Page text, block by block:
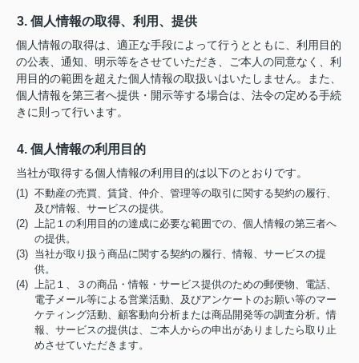
3. 個人情報の取得、利用、提供
個人情報の取得は、適正な手段によって行うとともに、利用目的
の公表、通知、明示等をさせていただき、ご本人の同意なく、利
用目的の範囲を超えた個人情報の取扱いはいたしません。また、
個人情報を第三者へ提供・開示等する場合は、法令の定める手続
きに則って行います。
4. 個人情報の利用目的
当社が取得する個人情報の利用目的は以下のとおりです。
(1) 不動産の売買、賃貸、仲介、管理等の取引に関する契約の履行、
及び情報、サービスの提供。
(2) 上記１の利用目的の達成に必要な範囲での、個人情報の第三者へ
の提供。
(3) 当社が取り扱う商品に関する契約の履行、情報、サービスの提
供。
(4) 上記１、３の商品・情報・サービス提供のための郵便物、電話、
電子メール等による営業活動、及びアンケートのお願い等のマー
ケティング活動、顧客動向分析または商品開発等の調査分析。情
報、サービスの提供は、ご本人からの申出がありましたら取り止
めさせていただきます。